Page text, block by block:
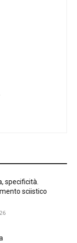
specificità.
sciistico